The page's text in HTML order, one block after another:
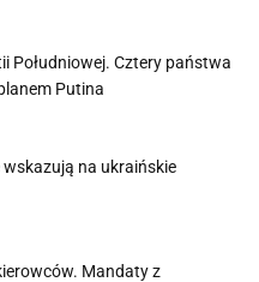
Południowej. Cztery państwa
Putina
wskazują na ukraińskie
Mandaty z